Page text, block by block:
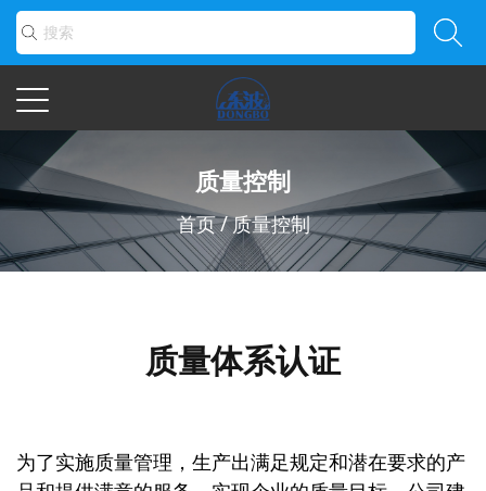
质量控制
首页/质量控制
质量体系认证
为了实施质量管理，生产出满足规定和潜在要求的产